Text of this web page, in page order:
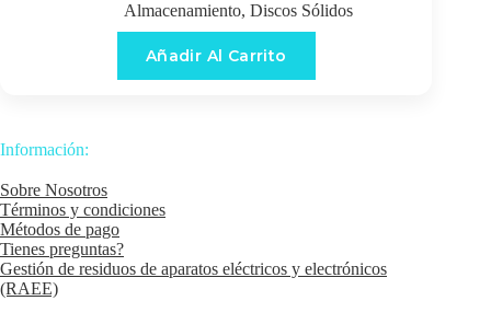
Almacenamiento, Discos Sólidos
Añadir Al Carrito
Información:
Sobre Nosotros
Términos y condiciones
Métodos de pago
Tienes preguntas?
Gestión de residuos de aparatos eléctricos y electrónicos
(RAEE)